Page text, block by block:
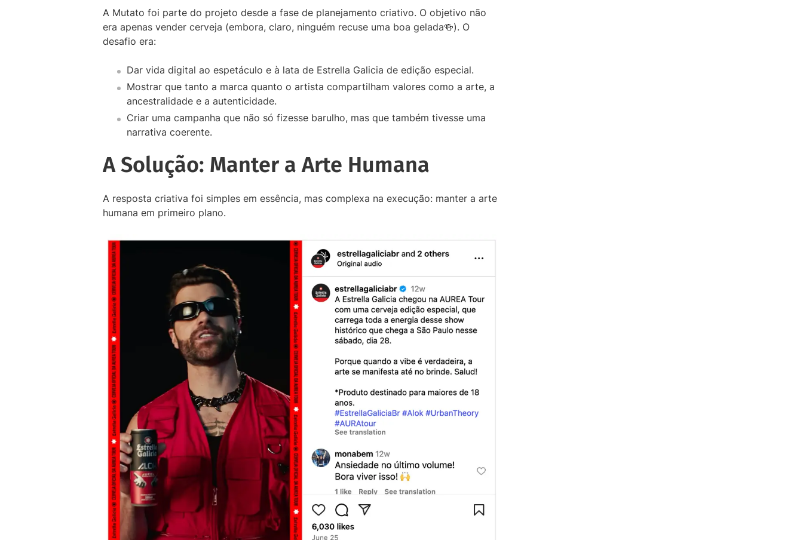
A Mutato foi parte do projeto desde a fase de planejamento criativo. O objetivo não
era apenas vender cerveja (embora, claro, ninguém recuse uma boa gelada🍻). O
desafio era:
Dar vida digital ao espetáculo e à lata de Estrella Galicia de edição especial.
Mostrar que tanto a marca quanto o artista compartilham valores como a arte, a
ancestralidade e a autenticidade.
Criar uma campanha que não só fizesse barulho, mas que também tivesse uma
narrativa coerente.
A Solução: Manter a Arte Humana
A resposta criativa foi simples em essência, mas complexa na execução: manter a arte
humana em primeiro plano.